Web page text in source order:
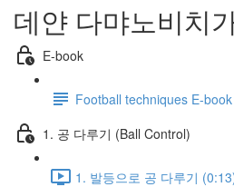
데얀 다먀노비치
E-book
Football techniques E-book
1. 공 다루기 (Ball Control)
1. 발등으로 공 다루기